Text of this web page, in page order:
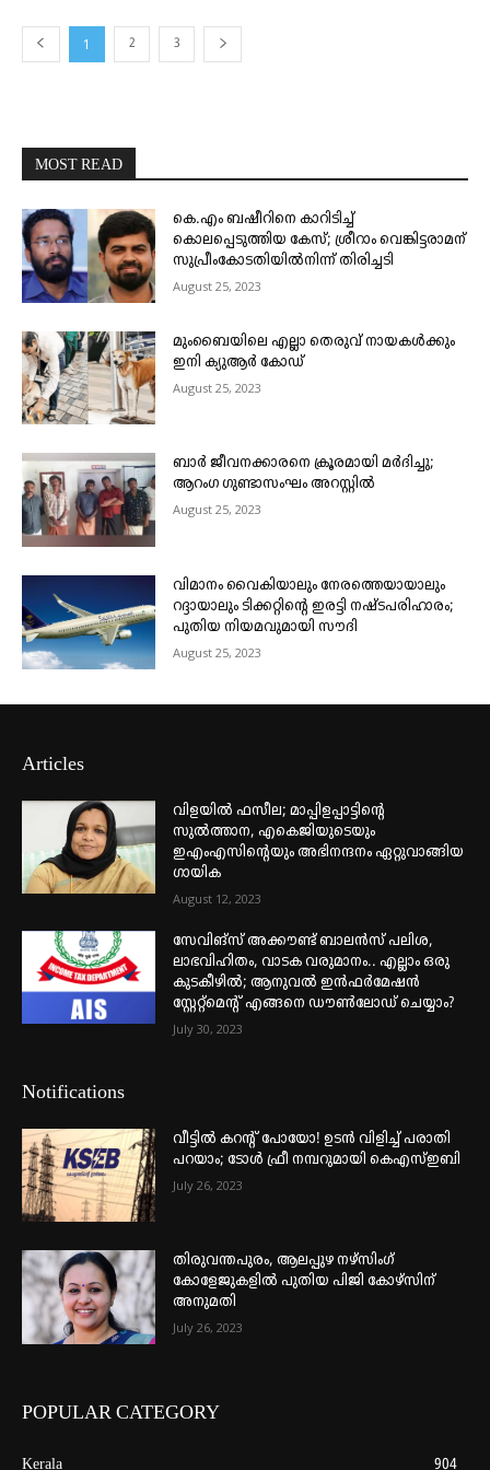
1 2 3
MOST READ
കെ.എം ബഷീറിനെ കാറിടിച്ച്
കൊലപ്പെടുത്തിയ കേസ്; ശ്രീറാം വെങ്കിട്ടരാമന്
സുപ്രീംകോടതിയിൽനിന്ന് തിരിച്ചടി
August 25, 2023
മുംബൈയിലെ എല്ലാ തെരുവ് നായകൾക്കും
ഇനി ക്യുആർ കോഡ്
August 25, 2023
ബാർ ജീവനക്കാരനെ ക്രൂരമായി മർദിച്ചു;
ആറംഗ ഗുണ്ടാസംഘം അറസ്റ്റിൽ
August 25, 2023
വിമാനം വൈകിയാലും നേരത്തെയായാലും
റദ്ദായാലും ടിക്കറ്റിന്റെ ഇരട്ടി നഷ്ടപരിഹാരം;
പുതിയ നിയമവുമായി സൗദി
August 25, 2023
Articles
വിളയിൽ ഫസീല; മാപ്പിളപ്പാട്ടിന്റെ
സുൽത്താന, എകെജിയുടെയും
ഇഎംഎസിന്റെയും അഭിനന്ദനം ഏറ്റുവാങ്ങിയ
ഗായിക
August 12, 2023
സേവിങ്സ് അക്കൗണ്ട് ബാലൻസ് പലിശ,
ലാഭവിഹിതം, വാടക വരുമാനം.. എല്ലാം ഒരു
കുടകീഴിൽ; ആനുവൽ ഇൻഫർമേഷൻ
സ്റ്റേറ്റ്മെന്റ് എങ്ങനെ ഡൗൺലോഡ് ചെയ്യാം?
July 30, 2023
Notifications
വീട്ടില്‍ കറന്റ് പോയോ! ഉടന്‍ വിളിച്ച് പരാതി
പറയാം; ടോള്‍ ഫ്രീ നമ്പറുമായി കെഎസ്ഇബി
July 26, 2023
തിരുവന്തപുരം, ആലപ്പുഴ നഴ്‌സിംഗ്
കോളേജുകളില്‍ പുതിയ പിജി കോഴ്‌സിന്
അനുമതി
July 26, 2023
POPULAR CATEGORY
Kerala 904